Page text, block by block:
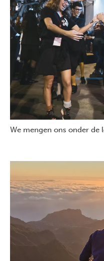
We mengen ons onder de